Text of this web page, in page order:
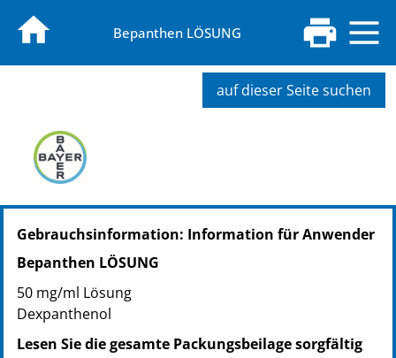
Bepanthen LÖSUNG
auf dieser Seite suchen
PZN: 02180584
PPN: 110218058468
NTIN: 04150021805842
Gebrauchsinformation: Information für Anwender
Bepanthen LÖSUNG
50 mg/ml Lösung
Dexpanthenol
Lesen Sie die gesamte Packungsbeilage sorgfältig